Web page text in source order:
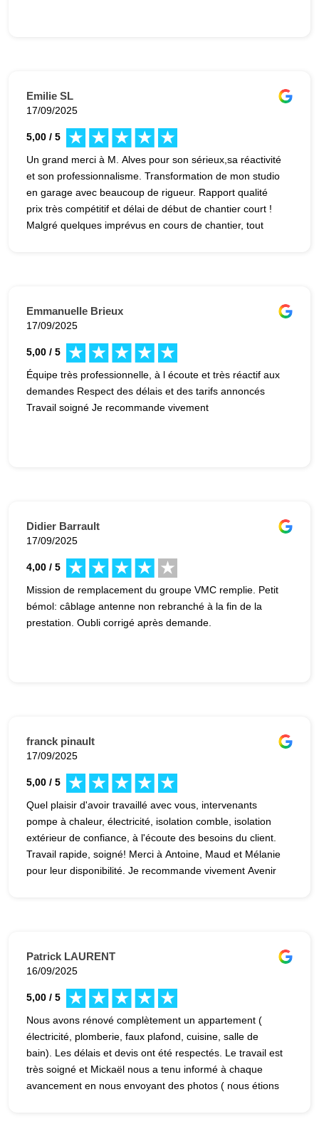
Emilie SL
17/09/2025
5,00 / 5
Un grand merci à M. Alves pour son sérieux,sa réactivité
et son professionnalisme. Transformation de mon studio
en garage avec beaucoup de rigueur. Rapport qualité
prix très compétitif et délai de début de chantier court !
Malgré quelques imprévus en cours de chantier, tout
Emmanuelle Brieux
17/09/2025
5,00 / 5
Équipe très professionnelle, à l écoute et très réactif aux
demandes Respect des délais et des tarifs annoncés
Travail soigné Je recommande vivement
Didier Barrault
17/09/2025
4,00 / 5
Mission de remplacement du groupe VMC remplie. Petit
bémol: câblage antenne non rebranché à la fin de la
prestation. Oubli corrigé après demande.
franck pinault
17/09/2025
5,00 / 5
Quel plaisir d'avoir travaillé avec vous, intervenants
pompe à chaleur, électricité, isolation comble, isolation
extérieur de confiance, à l'écoute des besoins du client.
Travail rapide, soigné! Merci à Antoine, Maud et Mélanie
pour leur disponibilité. Je recommande vivement Avenir
Patrick LAURENT
16/09/2025
5,00 / 5
Nous avons rénové complètement un appartement (
électricité, plomberie, faux plafond, cuisine, salle de
bain). Les délais et devis ont été respectés. Le travail est
très soigné et Mickaël nous a tenu informé à chaque
avancement en nous envoyant des photos ( nous étions